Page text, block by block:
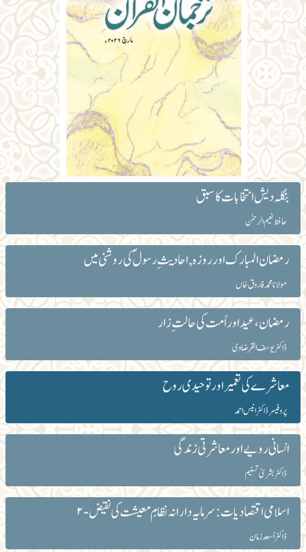
بنگلہ دیش انتخابات کا سبق
حافظ نعیم الرحمٰن
رمضان المبارک اور روزہ , احادیث ِ رسولؐ کی روشنی میں
مولانا محمد فاروق خاں
رمضان، عید اور اُمت کی حالت ِ زار
ڈاکٹر یوسف القرضاوی
معاشرے کی تعمیر اور توحیدی روح
پروفیسر ڈاکٹر انیس احمد
انسانی رویے اور معاشرتی زندگی
ڈاکٹر بشریٰ تسنیم
اسلامی اقتصادیات : سرمایہ دارانہ نظامِ معیشت کی نقیض -۲
ڈاکٹر اَسعدزمان